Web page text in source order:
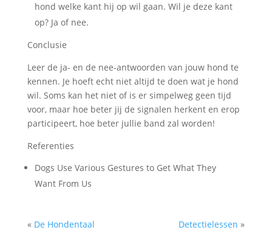
hond welke kant hij op wil gaan. Wil je deze kant
op? Ja of nee.
Conclusie
Leer de ja- en de nee-antwoorden van jouw hond te
kennen. Je hoeft echt niet altijd te doen wat je hond
wil. Soms kan het niet of is er simpelweg geen tijd
voor, maar hoe beter jij de signalen herkent en erop
participeert, hoe beter jullie band zal worden!
Referenties
Dogs Use Various Gestures to Get What They
Want From Us
« De Hondentaal Detectielessen »